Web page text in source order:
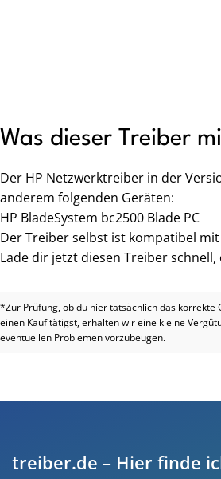
Was dieser Treiber
Der HP Netzwerktreiber in der
anderem folgenden Geräten:
HP BladeSystem bc2500 Blade PC
Der Treiber selbst ist kompatibel
Lade dir jetzt diesen Treiber
*Zur Prüfung, ob du hier tatsächlich das
einen Kauf tätigst, erhalten wir eine kleine
eventuellen Problemen vorzubeugen.
treiber.de – Hier finde